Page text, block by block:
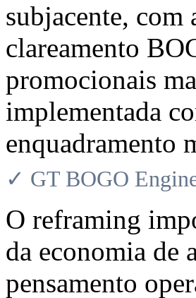
subjacente, com
clareamento
promocionais
implementada
enquadramento
✓ GT BOGO
O reframing
da economia de
pensamento